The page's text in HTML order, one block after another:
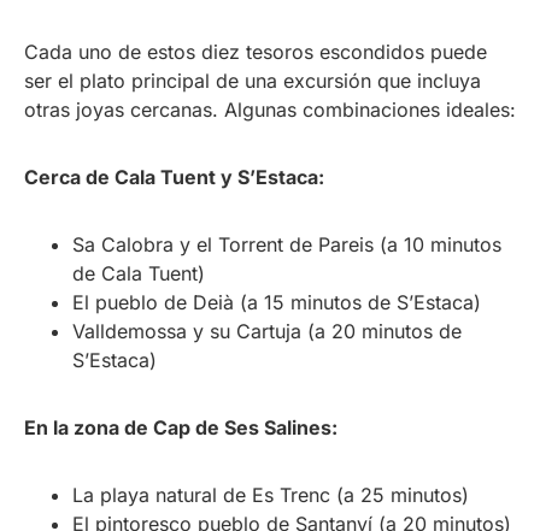
Cada uno de estos diez tesoros escondidos puede
ser el plato principal de una excursión que incluya
otras joyas cercanas. Algunas combinaciones ideales:
Cerca de Cala Tuent y S’Estaca:
Sa Calobra y el Torrent de Pareis (a 10 minutos
de Cala Tuent)
El pueblo de Deià (a 15 minutos de S’Estaca)
Valldemossa y su Cartuja (a 20 minutos de
S’Estaca)
En la zona de Cap de Ses Salines:
La playa natural de Es Trenc (a 25 minutos)
El pintoresco pueblo de Santanyí (a 20 minutos)